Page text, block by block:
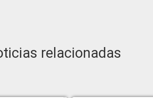
relacionadas